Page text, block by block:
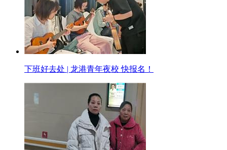
下班好去处 | 龙港青年夜校 快报名！